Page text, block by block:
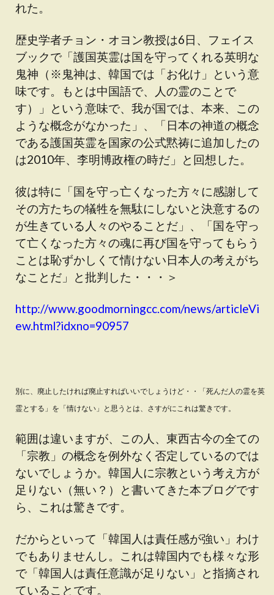
れた。
歴史学者チョン・オヨン教授は6日、フェイス
ブックで「護国英霊は国を守ってくれる英明な
鬼神（※鬼神は、韓国では「お化け」という意
味です。もとは中国語で、人の霊のことで
す）」という意味で、我が国では、本来、この
ような概念がなかった」、「日本の神道の概念
である護国英霊を国家の公式黙祷に追加したの
は2010年、李明博政権の時だ」と回想した。
彼は特に「国を守っ亡くなった方々に感謝して
その方たちの犠牲を無駄にしないと決意するの
が生きている人々のやることだ」、「国を守っ
て亡くなった方々の魂に再び国を守ってもらう
ことは恥ずかしくて情けない日本人の考えがち
なことだ」と批判した・・・＞
http://www.goodmorningcc.com/news/articleVi
ew.html?idxno=90957
別に、廃止したければ廃止すればいいでしょうけど・・「死んだ人の霊を英
霊とする」を「情けない」と思うとは、さすがにこれは驚きです。
範囲は違いますが、この人、東西古今の全ての
「宗教」の概念を例外なく否定しているのでは
ないでしょうか。韓国人に宗教という考え方が
足りない（無い？）と書いてきた本ブログです
ら、これは驚きです。
だからといって「韓国人は責任感が強い」わけ
でもありませんし。これは韓国内でも様々な形
で「韓国人は責任意識が足りない」と指摘され
ていることです。